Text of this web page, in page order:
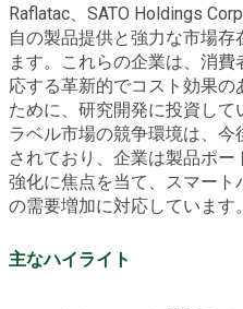
Raflatac、SATO Holdings
自の製品提供と強力な市場
ます。これらの企業は、消
応する革新的でコスト効果
ために、研究開発に投資し
ラベル市場の競争環境は、
されており、企業は製品ポ
強化に焦点を当て、スマー
の需要増加に対応しています。
主なハイライト